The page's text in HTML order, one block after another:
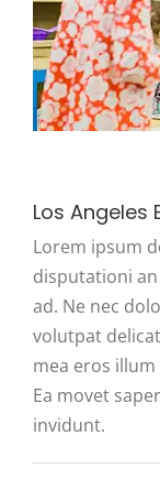
Los Angeles
Lorem ipsum
disputationi
ad. Ne nec
volutpat
mea eros
Ea movet
invidunt.